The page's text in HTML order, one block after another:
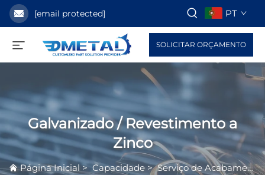
[email protected] PT
SOLICITAR ORÇAMENTO
Galvanizado / Revestimento a
Zinco
Página Inicial> Capacidade >Serviço de Acabamento de Superfície